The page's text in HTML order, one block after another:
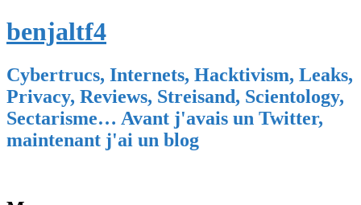
benjaltf4
Cybertrucs, Internets, Hacktivism, Leaks,
Privacy, Reviews, Streisand, Scientology,
Sectarisme… Avant j'avais un Twitter,
maintenant j'ai un blog